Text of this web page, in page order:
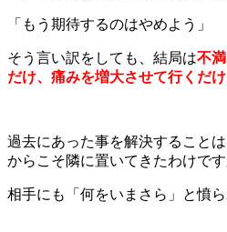
「もう期待するのはやめよう」
そう言い訳をしても、結局は不
だけ、痛みを増大させて行くだけ
過去にあった事を解決すること
からこそ隣に置いてきたわけで
相手にも「何をいまさら」と憤